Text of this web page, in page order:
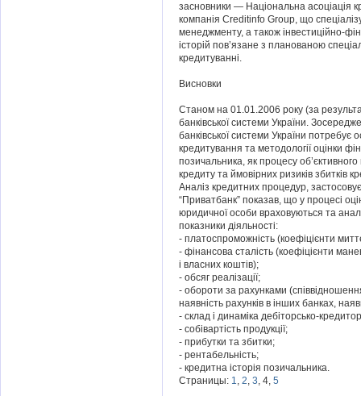
засновники — Національна асоціація
компанія Creditinfo Group, що
менеджменту, а також інвестиційно-
історій пов’язане з планованою
кредитуванні.
Висновки
Станом на 01.01.2006 року (за
банківської системи України.
банківської системи України потребує
кредитування та методології оцінки
позичальника, як процесу
кредиту та ймовірних ризиків збитків
Аналіз кредитних процедур,
“Приватбанк” показав, що у процесі
юридичної особи враховуються та
показники діяльності:
- платоспроможність (коефіцієнти
- фінансова сталість (коефіцієнти
і власних коштів);
- обсяг реалізації;
- обороти за рахунками
наявність рахунків в інших банках,
- склад і динаміка дебіторсько-
- собівартість продукції;
- прибутки та збитки;
- рентабельність;
- кредитна історія позичальника.
Страницы: 1, 2, 3, 4, 5